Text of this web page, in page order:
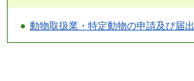
動物取扱業・特定動物の申請及び届出